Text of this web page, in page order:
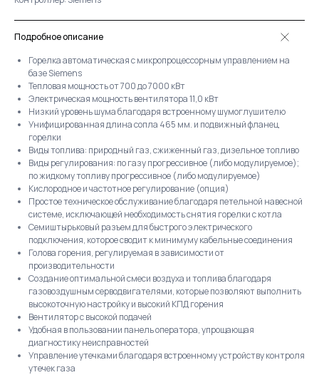
Подробное описание
Горелка автоматическая с микропроцессорным управлением на
базе Siemens
Тепловая мощность от 700 до 7000 кВт
Электрическая мощность вентилятора 11,0 кВт
Низкий уровень шума благодаря встроенному шумоглушителю
Унифицированная длина сопла 465 мм. и подвижный фланец
горелки
Виды топлива: природный газ, сжиженный газ, дизельное топливо
Виды регулирования: по газу прогрессивное (либо модулируемое);
по жидкому топливу прогрессивное (либо модулируемое)
Кислородное и частотное регулирование (опция)
Простое техническое обслуживание благодаря петельной навесной
системе, исключающей необходимость снятия горелки с котла
Семиштырьковый разъем для быстрого электрического
подключения, которое сводит к минимуму кабельные соединения
Голова горения, регулируемая в зависимости от
производительности
Создание оптимальной смеси воздуха и топлива благодаря
газовоздушным серводвигателями, которые позволяют выполнить
высокоточную настройку и высокий КПД горения
Вентилятор с высокой подачей
Удобная в пользовании панель оператора, упрощающая
диагностику неисправностей
Управление утечками благодаря встроенному устройству контроля
утечек газа